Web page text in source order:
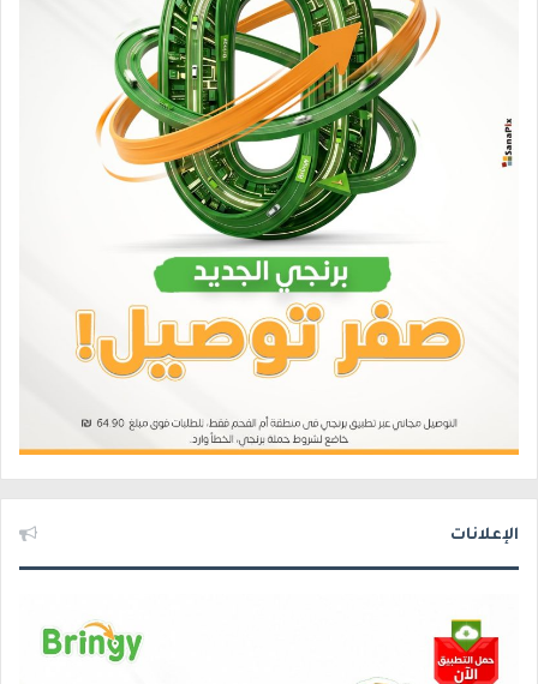
الإعلانات